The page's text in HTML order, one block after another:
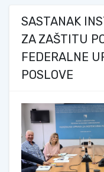
SASTANAK
ZA ZAŠTITU
FEDERALNE
POSLOVE